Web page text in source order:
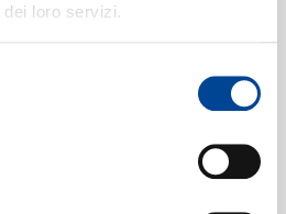
loro servizi.